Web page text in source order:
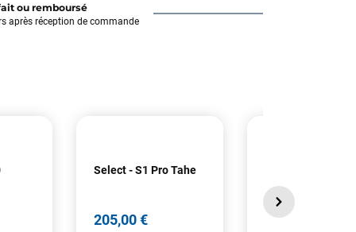
ou remboursé
après réception de commande
Select - S1 Pro Tahe
205,00 € 195,00 €